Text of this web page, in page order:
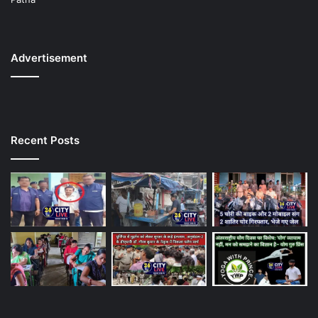
Advertisement
Recent Posts